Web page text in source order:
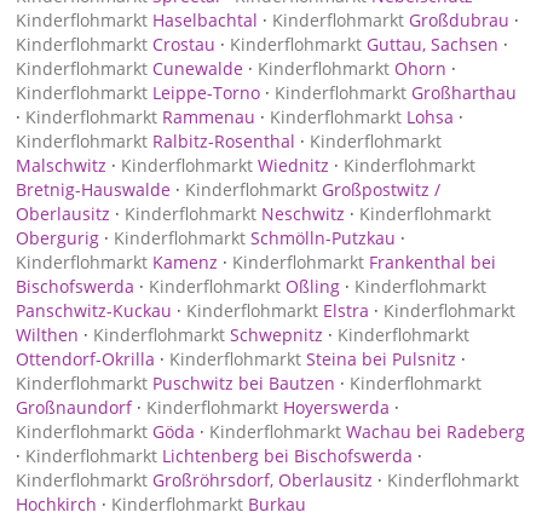
Kinderflohmarkt Haselbachtal · Kinderflohmarkt Großdubrau ·
Kinderflohmarkt Crostau · Kinderflohmarkt Guttau, Sachsen ·
Kinderflohmarkt Cunewalde · Kinderflohmarkt Ohorn ·
Kinderflohmarkt Leippe-Torno · Kinderflohmarkt Großharthau
· Kinderflohmarkt Rammenau · Kinderflohmarkt Lohsa ·
Kinderflohmarkt Ralbitz-Rosenthal · Kinderflohmarkt
Malschwitz · Kinderflohmarkt Wiednitz · Kinderflohmarkt
Bretnig-Hauswalde · Kinderflohmarkt Großpostwitz /
Oberlausitz · Kinderflohmarkt Neschwitz · Kinderflohmarkt
Obergurig · Kinderflohmarkt Schmölln-Putzkau ·
Kinderflohmarkt Kamenz · Kinderflohmarkt Frankenthal bei
Bischofswerda · Kinderflohmarkt Oßling · Kinderflohmarkt
Panschwitz-Kuckau · Kinderflohmarkt Elstra · Kinderflohmarkt
Wilthen · Kinderflohmarkt Schwepnitz · Kinderflohmarkt
Ottendorf-Okrilla · Kinderflohmarkt Steina bei Pulsnitz ·
Kinderflohmarkt Puschwitz bei Bautzen · Kinderflohmarkt
Großnaundorf· Kinderflohmarkt Hoyerswerda ·
Kinderflohmarkt Göda · Kinderflohmarkt Wachau bei Radeberg
· Kinderflohmarkt Lichtenberg bei Bischofswerda ·
Kinderflohmarkt Großröhrsdorf, Oberlausitz · Kinderflohmarkt
Hochkirch · Kinderflohmarkt Burkau